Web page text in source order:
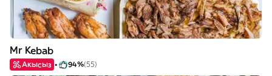
Mr Kebab
Акысыз 94%(55)